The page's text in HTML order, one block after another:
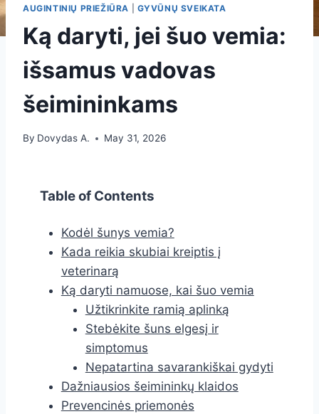
AUGINTINIŲ PRIEŽIŪRA GYVŪNŲ SVEIKATA
Ką daryti, jei šuo vemia:
išsamus vadovas
šeimininkams
By Dovydas A. May 31, 2026
Table of Contents
Kodėl šunys vemia?
Kada reikia skubiai kreiptis į
veterinarą
Ką daryti namuose, kai šuo vemia
Užtikrinkite ramią aplinką
Stebėkite šuns elgesį ir
simptomus
Nepatartina savarankiškai gydyti
Dažniausios šeimininkų klaidos
Prevencinės priemonės